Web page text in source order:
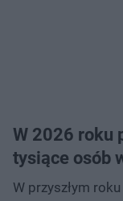
W 2026 roku
tysiące osób
W przyszłym